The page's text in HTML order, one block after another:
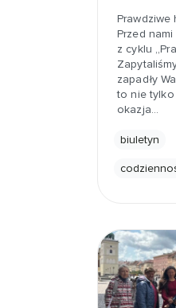
Prawdziwe
Przed
z cyklu
zapadły
to nie
okazja…
biuletyn